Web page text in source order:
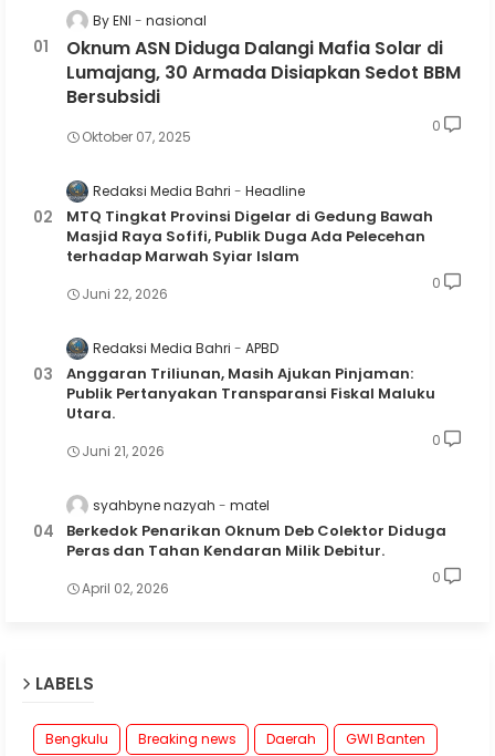
By ENI nasional
Oknum ASN Diduga Dalangi Mafia Solar di
Lumajang, 30 Armada Disiapkan Sedot BBM
Bersubsidi
Oktober 07, 2025
0
Redaksi Media Bahri Headline
MTQ Tingkat Provinsi Digelar di Gedung Bawah
Masjid Raya Sofifi, Publik Duga Ada Pelecehan
terhadap Marwah Syiar Islam
Juni 22, 2026
0
Redaksi Media Bahri APBD
Anggaran Triliunan, Masih Ajukan Pinjaman:
Publik Pertanyakan Transparansi Fiskal Maluku
Utara.
Juni 21, 2026
0
syahbyne nazyah matel
Berkedok Penarikan Oknum Deb Colektor Diduga
Peras dan Tahan Kendaran Milik Debitur.
April 02, 2026
0
LABELS
Bengkulu Breaking news Daerah
GWI Banten